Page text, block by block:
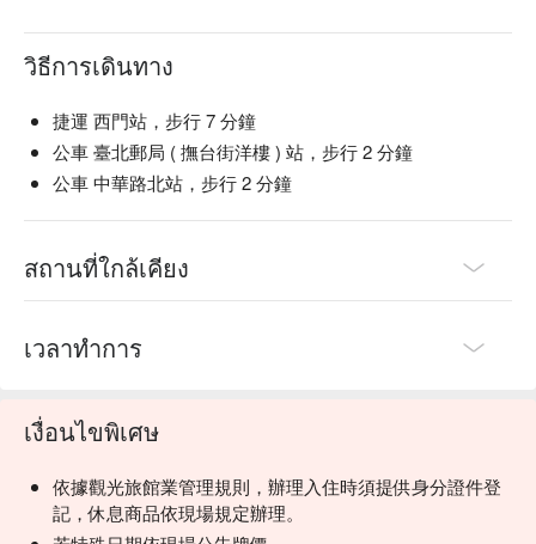
วิธีการเดินทาง
捷運 西門站，步行 7 分鐘
公車 臺北郵局 ( 撫台街洋樓 ) 站，步行 2 分鐘
公車 中華路北站，步行 2 分鐘
สถานที่ใกล้เคียง
เวลาทำการ
เงื่อนไขพิเศษ
依據觀光旅館業管理規則，辦理入住時須提供身分證件登
記，休息商品依現場規定辦理。